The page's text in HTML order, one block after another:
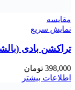
مقايسه
نمایش سریع
تراکشن بادی
398,000 تومان
اطلاعات بیشتر